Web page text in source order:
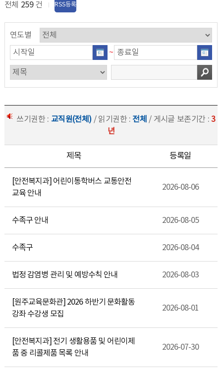
전체 259 건 RSS등록
연도별
~
쓰기권한 : 교직원(전체)/ 읽기권한 : 전체 / 게시글 보존기간 :3
년
제목 등록일
[안전복지과] 어린이통학버스 교통안전
교육 안내
2026-08-06
수족구 안내 2026-08-05
수족구 2026-08-04
법정 감염병 관리 및 예방수칙 안내 2026-08-03
[원주교육문화관] 2026 하반기 문화활동
강좌 수강생 모집
2026-08-01
[안전복지과] 전기 생활용품 및 어린이제
품 중 리콜제품 목록 안내
2026-07-30